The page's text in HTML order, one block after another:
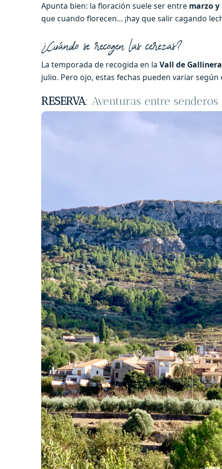
Apunta bien: la floración suele ser entre marzo
que cuando florecen… ¡hay que salir cagando
¿Cuándo se recogen las cerezas?
La temporada de recogida en la Vall de Gallinera
julio. Pero ojo, estas fechas pueden variar según
RESERVA: Aventuras entre